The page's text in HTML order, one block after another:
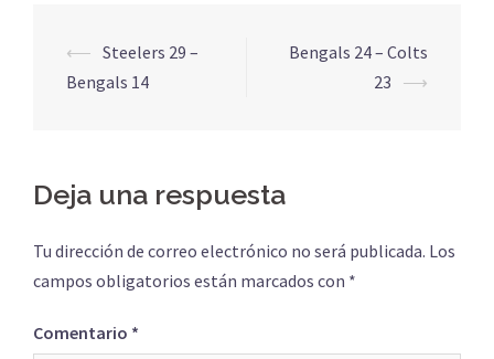
Navegación
de
⟵ Steelers 29 –
Bengals 14
Bengals 24 – Colts
23 ⟶
Deja una respuesta
Tu dirección de correo electrónico no será publicada. Los
campos obligatorios están marcados con *
Comentario *